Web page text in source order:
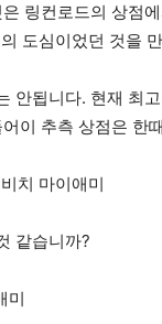
링컨로드의 상점
도심이었던 것을
안됩니다. 현재 최
이 추측 상점은 한
같습니까?